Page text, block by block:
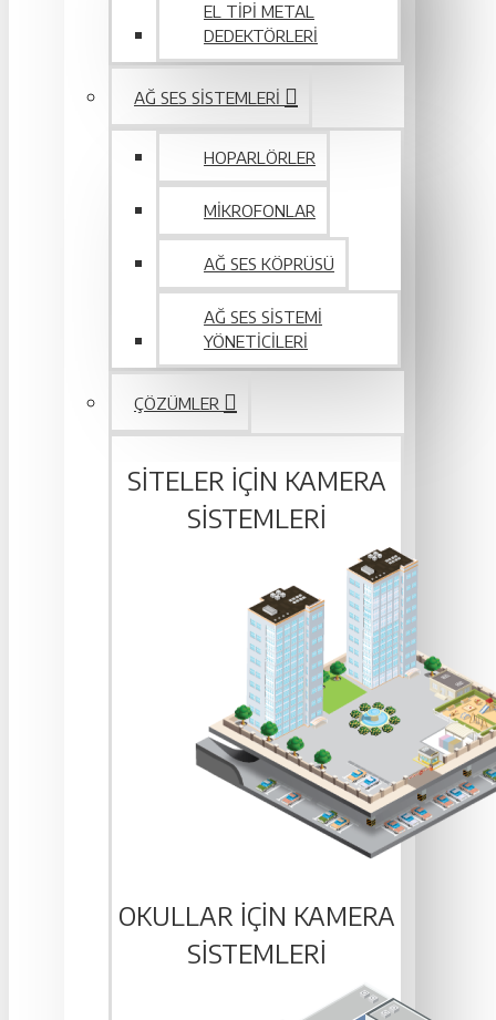
EL TIPI METAL
DEDEKTÖRLERI
AĞ SES SISTEMLERI
HOPARLÖRLER
MIKROFONLAR
AĞ SES KÖPRÜSÜ
AĞ SES SISTEMI
YÖNETICILERI
ÇÖZÜMLER
SITELER IÇIN KAMERA
SISTEMLERI
OKULLAR IÇIN KAMERA
SISTEMLERI